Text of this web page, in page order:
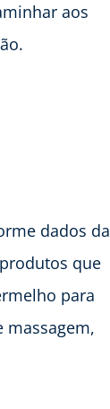
aos
dados da
que
para